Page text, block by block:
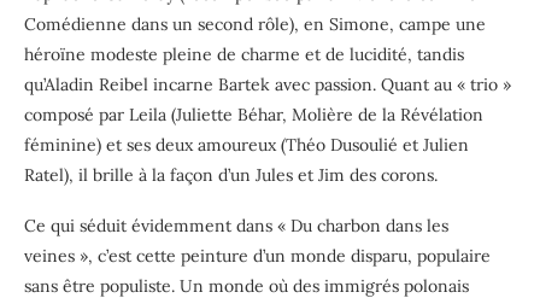
Comédienne dans un second rôle), en Simone, campe une
héroïne modeste pleine de charme et de lucidité, tandis
qu’Aladin Reibel incarne Bartek avec passion. Quant au « trio »
composé par Leila (Juliette Béhar, Molière de la Révélation
féminine) et ses deux amoureux (Théo Dusoulié et Julien
Ratel), il brille à la façon d’un Jules et Jim des corons.
Ce qui séduit évidemment dans « Du charbon dans les
veines », c’est cette peinture d’un monde disparu, populaire
sans être populiste. Un monde où des immigrés polonais